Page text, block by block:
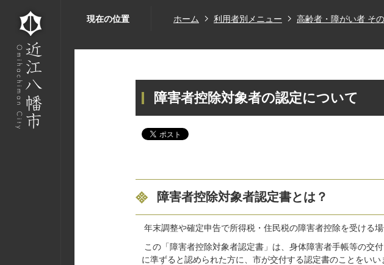
現在の位置 ホーム 利用者別メニュー 高齢者・障がい者 そ
障害者控除対象者の認定について
障害者控除対象者認定書とは？
年末調整や確定申告で所得税・住民税の障害者控除を受ける
この「障害者控除対象者認定書」は、身体障害者手帳等の交
に準ずると認められた方に、市が交付する認定書のことをいい